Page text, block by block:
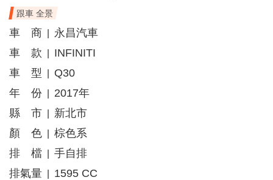
跟車 全景
車 商
永昌汽車
車 款
INFINITI
車 型
Q30
年 份
2017年
縣 市
新北市
顏 色
棕色系
排 檔
手自排
排氣量
1595 CC